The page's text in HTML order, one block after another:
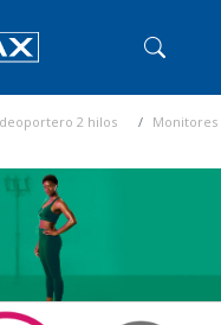
2 hilos
Monitores